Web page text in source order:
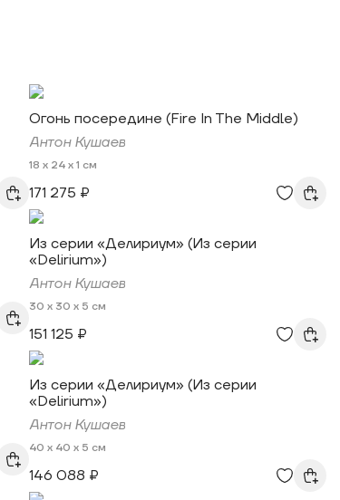
Огонь посередине (Fire In The Middle)
Антон Кушаев
18 x 24 x 1 см
171 275 ₽
Из серии «Делириум» (Из серии
«Delirium»)
Антон Кушаев
30 x 30 x 5 см
151 125 ₽
Из серии «Делириум» (Из серии
«Delirium»)
Антон Кушаев
40 x 40 x 5 см
146 088 ₽